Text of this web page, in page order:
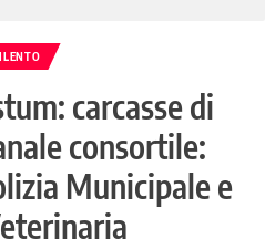
carcasse di
consortile:
Municipale e